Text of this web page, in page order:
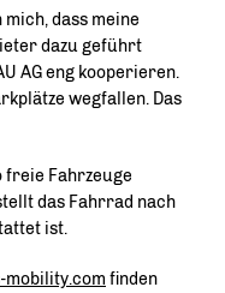
dass meine
dazu geführt
AG eng kooperieren.
wegfallen. Das
freie Fahrzeuge
das Fahrrad nach
ist.
mobility.com finden